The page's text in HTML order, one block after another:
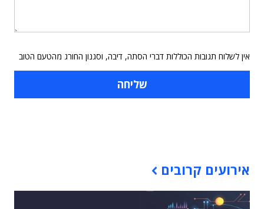
אין לשלוח תגובות הכוללות דברי הסתה, דיבה, וסגנון החורג מהטעם הטוב
אירועים קרובים